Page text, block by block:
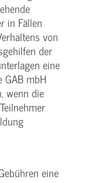
in Fällen
von
der
eine
GAB mbH
wenn die
eine